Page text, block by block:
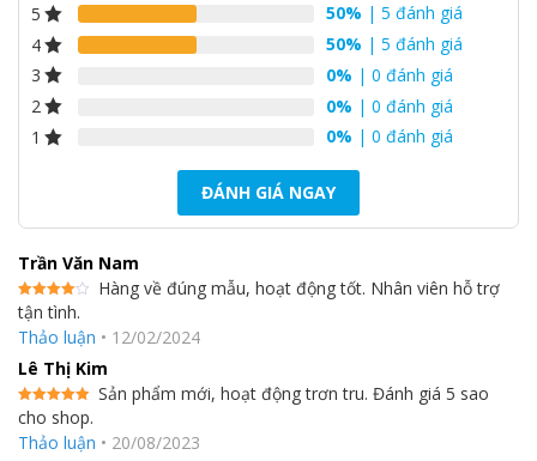
dựa trên
đánh giá
5 50% | 5 đánh giá
4
50% | 5 đánh giá
3
0% | 0 đánh giá
2
0% | 0 đánh giá
1
0% | 0 đánh giá
ĐÁNH GIÁ NGAY
Trần Văn Nam
Được
xếp hạng
45 sao
Hàng về đúng mẫu, hoạt động tốt. Nhân viên hỗ trợ
tận tình.
Thảo luận • 12/02/2024
Lê Thị Kim
Được xếp
hạng 55
sao
Sản phẩm mới, hoạt động trơn tru. Đánh giá 5 sao
cho shop.
Thảo luận • 20/08/2023